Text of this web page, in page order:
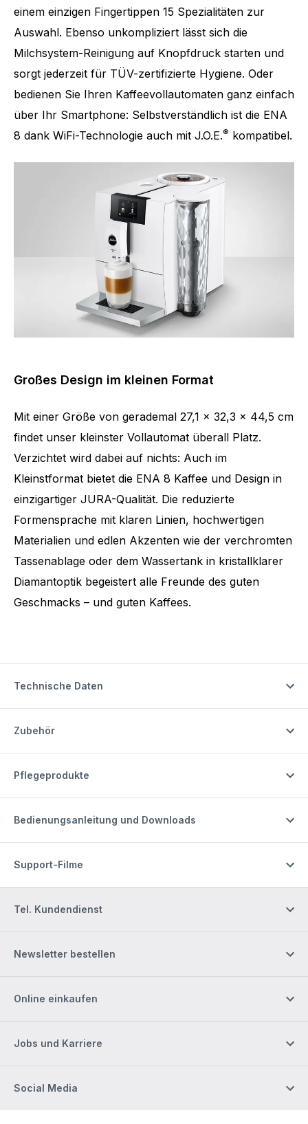
einem einzigen Fingertippen 15 Spezialitäten zur
Auswahl. Ebenso unkompliziert lässt sich die
Milchsystem-Reinigung auf Knopfdruck starten und
sorgt jederzeit für TÜV-zertifizierte Hygiene. Oder
bedienen Sie Ihren Kaffeevollautomaten ganz einfach
über Ihr Smartphone: Selbstverständlich ist die ENA
8 dank WiFi-Technologie auch mit J.O.E.® kompatibel.
Großes Design im kleinen Format
Mit einer Größe von gerademal 27,1 x 32,3 x 44,5 cm
findet unser kleinster Vollautomat überall Platz.
Verzichtet wird dabei auf nichts: Auch im
Kleinstformat bietet die ENA 8 Kaffee und Design in
einzigartiger JURA-Qualität. Die reduzierte
Formensprache mit klaren Linien, hochwertigen
Materialien und edlen Akzenten wie der verchromten
Tassenablage oder dem Wassertank in kristallklarer
Diamantoptik begeistert alle Freunde des guten
Geschmacks – und guten Kaffees.
Technische Daten
Zubehör
Pflegeprodukte
Bedienungsanleitung und Downloads
Support-Filme
Tel. Kundendienst
Newsletter bestellen
Online einkaufen
Jobs und Karriere
Social Media